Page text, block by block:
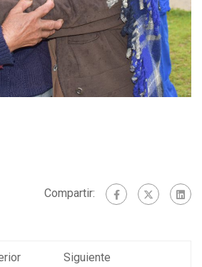
Compartir:
Siguiente